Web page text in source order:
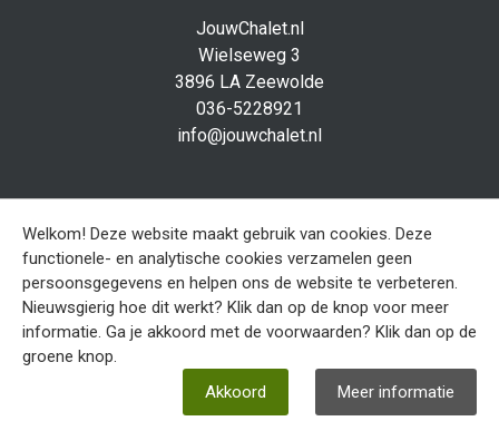
Welkom! Deze website maakt gebruik van cookies. Deze
functionele- en analytische cookies verzamelen geen
persoonsgegevens en helpen ons de website te verbeteren.
Nieuwsgierig hoe dit werkt? Klik dan op de knop voor meer
informatie. Ga je akkoord met de voorwaarden? Klik dan op de
groene knop.
Akkoord
Meer informatie
JouwChalet.nl
Wielseweg 3
3896 LA Zeewolde
036-5228921
info@jouwchalet.nl
Facebook
Sitemap
Disclaimer
Privacy verklaring